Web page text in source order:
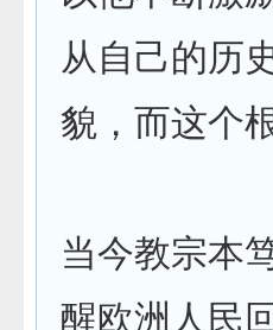
从自己的历
貌，而这个
当今教宗本
醒欧洲人民